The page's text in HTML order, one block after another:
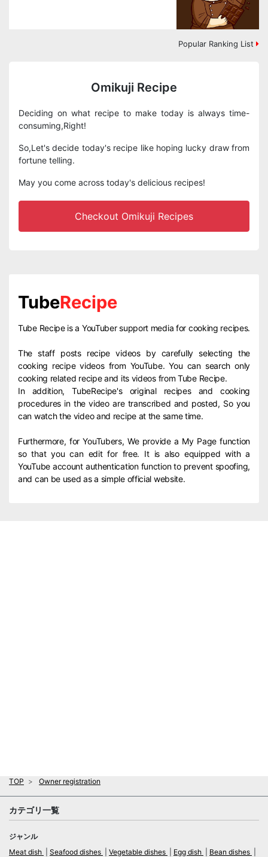
Popular Ranking List
Omikuji Recipe
Deciding on what recipe to make today is always time-
consuming,Right!
So,Let's decide today's recipe like hoping lucky draw from
fortune telling.
May you come across today's delicious recipes!
Checkout Omikuji Recipes
TubeRecipe
Tube Recipe is a YouTuber support media for cooking recipes.
The staff posts recipe videos by carefully selecting the
cooking recipe videos from YouTube. You can search only
cooking related recipe and its videos from Tube Recipe.
In addition, TubeRecipe's original recipes and cooking
procedures in the video are transcribed and posted, So you
can watch the video and recipe at the same time.
Furthermore, for YouTubers, We provide a My Page function
so that you can edit for free. It is also equipped with a
YouTube account authentication function to prevent spoofing,
and can be used as a simple official website.
TOP Owner registration
カテゴリ一覧
ジャンル
Meat dish
Seafood dishes Vegetable dishes Egg dish
Bean dishes